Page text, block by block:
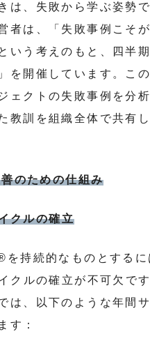
は、失敗から学ぶ姿勢
者は、「失敗事例こそ
いう考えのもと、四半
を開催しています。こ
ェクトの失敗事例を分
教訓を組織全体で共有し
のための仕組み
クルの確立
を持続的なものとするに
クルの確立が不可欠で
は、以下のような年間
す：